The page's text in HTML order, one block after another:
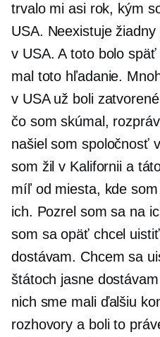
trvalo mi asi rok, kým
USA. Neexistuje
v USA. A toto bolo späť
mal toto hľadanie.
v USA už boli
čo som skúmal,
našiel som spoločnosť
som žil v Kalifornii a
míľ od miesta, kde
ich. Pozrel som sa na
som sa opäť chcel
dostávam. Chcem sa
štátoch jasne
nich sme mali ďalšiu
rozhovory a boli to